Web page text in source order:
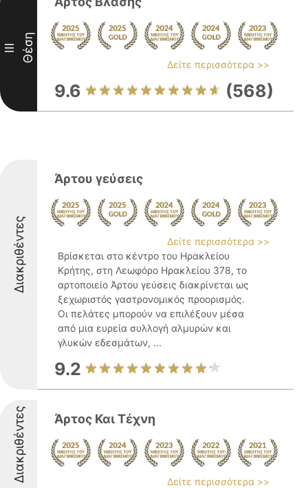
III Θέση
Δείτε περισσότερα >>
9.6 (568)
Διακριθέντες
Άρτου γεύσεις
Δείτε περισσότερα >>
Βρίσκεται στο κέντρο του Ηρακλείου
Κρήτης, στη Λεωφόρο Ηρακλείου 378, το
αρτοποιείο Άρτου γεύσεις διακρίνεται ως
ξεχωριστός γαστρονομικός προορισμός.
Οι πελάτες μπορούν να επιλέξουν μέσα
από μια ευρεία συλλογή αλμυρών και
γλυκών εδεσμάτων, ...
9.2
Διακριθέντες Άρτος Και Τέχνη
Δείτε περισσότερα >>